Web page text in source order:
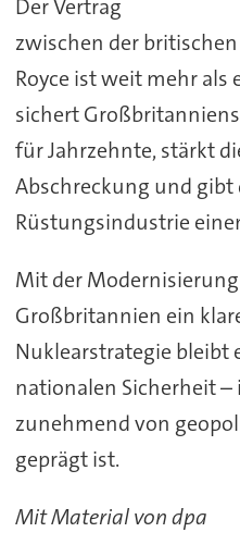
Der Vertrag
zwischen der
Royce ist weit mehr als
sichert
für Jahrzehnte, stärkt
Abschreckung und gibt
Rüstungsindustrie
Mit der
Großbritannien ein
Nuklearstrategie bleibt
nationalen Sicherheit –
zunehmend von
geprägt ist.
Mit Material von dpa